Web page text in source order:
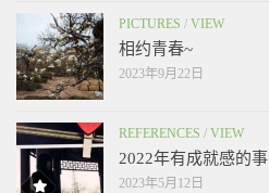
PICTURES / VIEW
相约青春~
2023年9月22日
REFERENCES / VIEW
2022年有成就感的事
2023年5月12日